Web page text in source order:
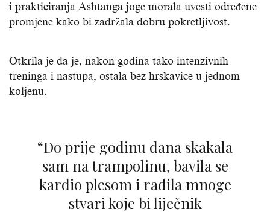
i prakticiranja Ashtanga joge morala uvesti određene
promjene kako bi zadržala dobru pokretljivost.
Otkrila je da je, nakon godina tako intenzivnih
treninga i nastupa, ostala bez hrskavice u jednom
koljenu.
“Do prije godinu dana skakala
sam na trampolinu, bavila se
kardio plesom i radila mnoge
stvari koje bi liječnik